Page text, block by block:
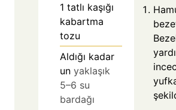
1 tatlı kaşığı
kabartma
tozu
Aldığı kadar
un yaklaşık
5–6 su
bardağı